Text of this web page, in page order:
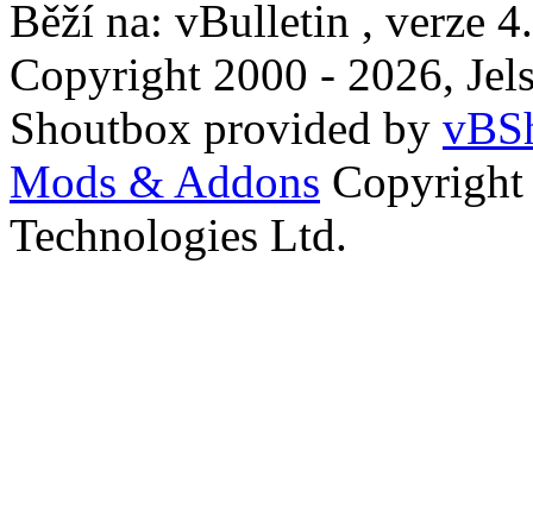
Běží na: vBulletin , verze
Copyright 2000 - 2026,
Shoutbox provided by
Mods & Addons
Technologies Ltd.